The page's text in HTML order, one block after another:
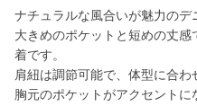
ナチュラルな風合いが魅力のデ
大きめのポケットと短めの丈
着です。
肩紐は調節可能で、体型に合わ
胸元のポケットがアクセント